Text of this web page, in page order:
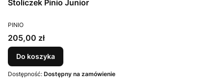
Stoliczek Pinio Junior
PRODUCENT
PINIO
Cena
205,00 zł
Do koszyka
Dostępność: Dostępny na zamówienie